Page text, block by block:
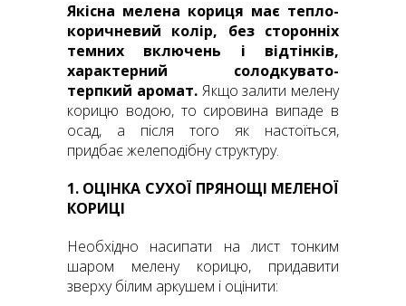
Якісна мелена кориця має тепло-
коричневий колір, без сторонніх
темних включень і відтінків,
характерний солодкувато-
терпкий аромат.Якщо залити мелену
корицю водою, то сировина випаде в
осад, а після того як настоїться,
придбає желеподібну структуру.
1. ОЦІНКА СУХОЇ ПРЯНОЩІ МЕЛЕНОЇ
КОРИЦІ
Необхідно насипати на лист тонким
шаром мелену корицю, придавити
зверху білим аркушем і оцінити: